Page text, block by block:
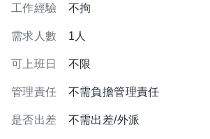
工作經驗 不拘
需求人數 1人
可上班日 不限
管理責任 不需負擔管理責任
是否出差 不需出差/外派